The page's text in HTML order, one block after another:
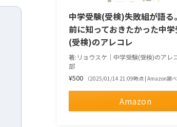
中学受験(受検)失敗組が語る
前に知っておきたかった中
(受検)のアレコレ
著:リョウスケ｜中学受験(受検)のアレ
部
¥500 （2025/01/14 21:09時点 | Amazon調べ
Amazon